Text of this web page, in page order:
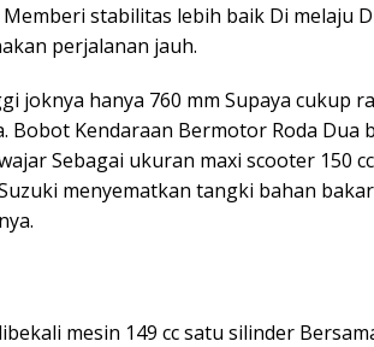
stabilitas lebih baik Di melaju
perjalanan jauh.
joknya hanya 760 mm Supaya cukup
Bobot Kendaraan Bermotor Roda Dua
Sebagai ukuran maxi scooter 150
menyematkan tangki bahan
mesin 149 cc satu silinder